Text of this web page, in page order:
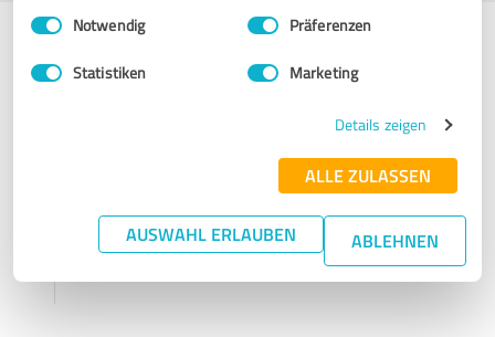
Impressum Datenschutzbestimmungen
Einwilligungsauswahl
Notwendig Präferenzen
Statistiken Marketing
Details zeigen
ALLE ZULASSEN
AUSWAHL ERLAUBEN ABLEHNEN
Ihre persönliche Erfahrung
Berücksichtigen Sie bei der Wortwahl, dass Ihr
Feedback evtl. auf dem ProvenExpert-Profil von